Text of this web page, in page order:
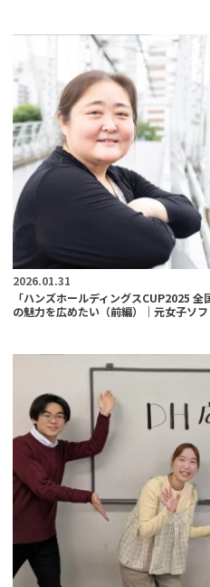
2026.01.31
「ハンズホールディングスCUP2025
の魅力を広めたい（前編）｜元女子ソ